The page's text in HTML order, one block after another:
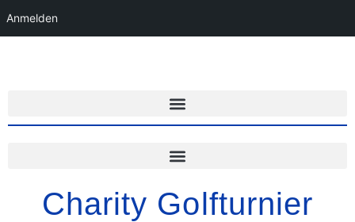
Charity Golfturnier
Anmelden